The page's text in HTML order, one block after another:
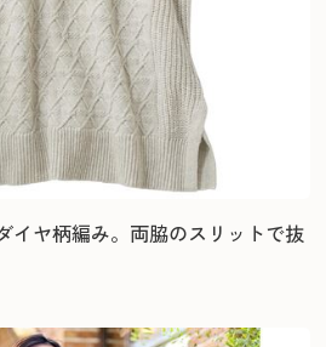
イヤ柄編み。両脇のスリットで抜